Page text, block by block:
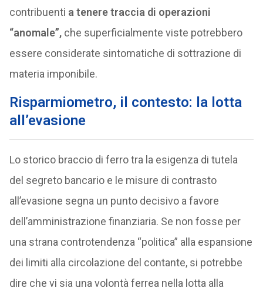
contribuenti a tenere traccia di operazioni
“anomale”,che superficialmente viste potrebbero
essere considerate sintomatiche di sottrazione di
materia imponibile.
Risparmiometro, il contesto: la lotta
all’evasione
Lo storico braccio di ferro tra la esigenza di tutela
del segreto bancario e le misure di contrasto
all’evasione segna un punto decisivo a favore
dell’amministrazione finanziaria. Se non fosse per
una strana controtendenza “politica” alla espansione
dei limiti alla circolazione del contante, si potrebbe
dire che vi sia una volontà ferrea nella lotta alla